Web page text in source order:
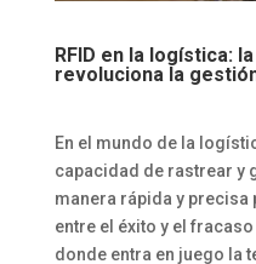
RFID en la logística:
revoluciona la
En el mundo de la
capacidad de rastrear y
manera rápida y
entre el éxito y el
donde entra en juego la